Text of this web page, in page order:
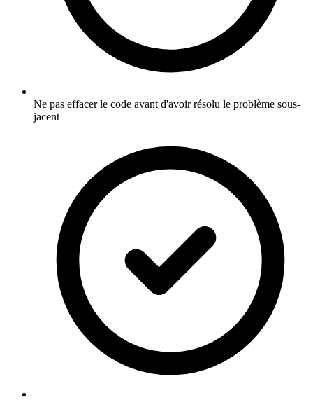
Ne pas effacer le code avant d'avoir résolu le problème sous-
jacent